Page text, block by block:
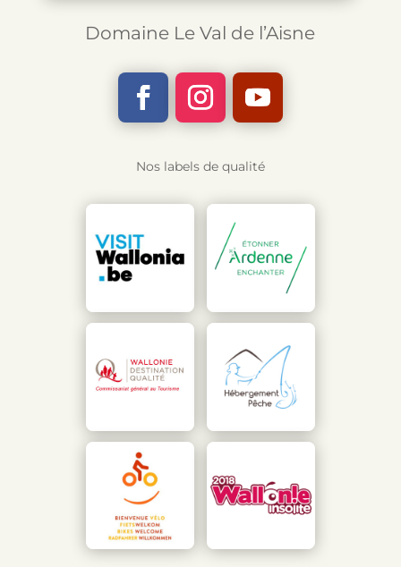
Domaine Le Val de l’Aisne
Nos labels de qualité